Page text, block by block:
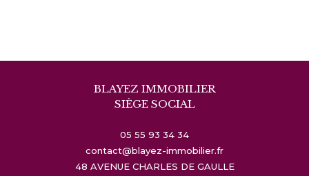
BLAYEZ IMMOBILIER
SIÈGE SOCIAL
05 55 93 34 34
contact@blayez-immobilier.fr
48 AVENUE CHARLES DE GAULLE